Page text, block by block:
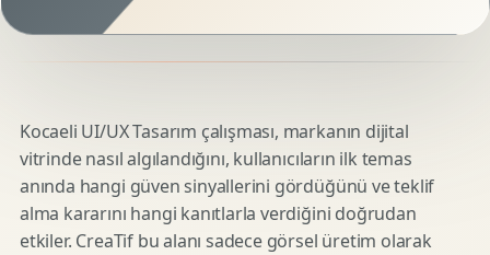
Kocaeli UI/UX Tasarım çalışması, markanın dijital
vitrinde nasıl algılandığını, kullanıcıların ilk temas
anında hangi güven sinyallerini gördüğünü ve teklif
alma kararını hangi kanıtlarla verdiğini doğrudan
etkiler. CreaTif bu alanı sadece görsel üretim olarak